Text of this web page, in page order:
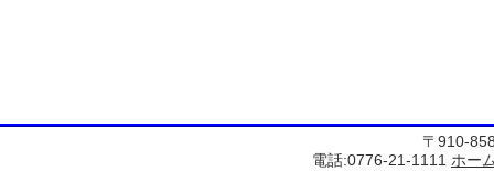
〒910-
電話:0776-21-1111 ホー